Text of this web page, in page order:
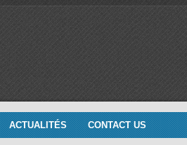
ACTUALITÉS CONTACT US